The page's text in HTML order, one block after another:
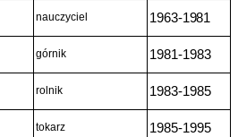
nauczyciel 1963-1981
górnik 1981-1983
rolnik 1983-1985
tokarz 1985-1995